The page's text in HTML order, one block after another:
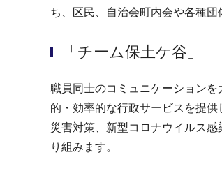
ち、区民、自治会町内会や各種
「チーム保土ケ谷」
職員同士のコミュニケーション
的・効率的な行政サービスを提供
災害対策、新型コロナウイルス
り組みます。